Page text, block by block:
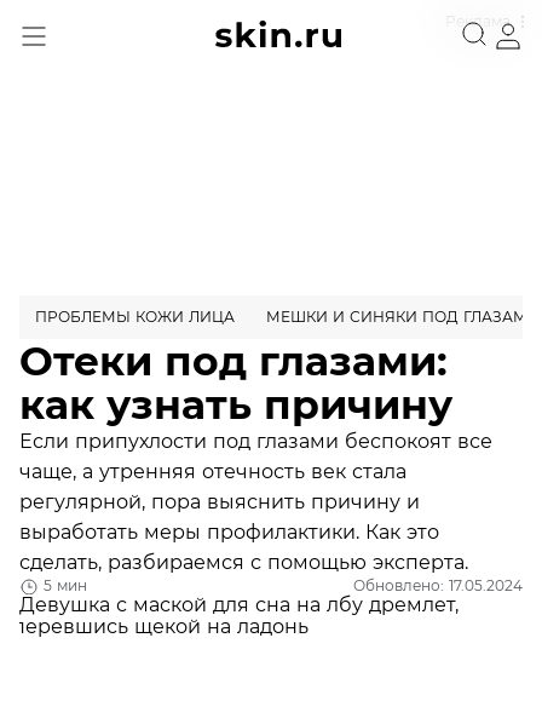
Реклама
5 мин Обновлено: 17.05.2024
ПРОБЛЕМЫ КОЖИ ЛИЦА МЕШКИ И СИНЯКИ ПОД ГЛАЗАМИ
Отеки под глазами:
как узнать причину
Если припухлости под глазами беспокоят все
чаще, а утренняя отечность век стала
регулярной, пора выяснить причину и
выработать меры профилактики. Как это
сделать, разбираемся с помощью эксперта.